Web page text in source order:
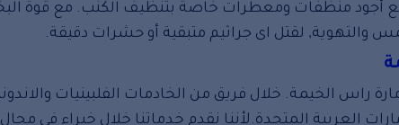
أجود منظفات ومعطرات خاصة بتنظيف الكنب. مع قوة
والتهوية, لقتل اى جراثيم متبقية أو حشرات دقيقة.
راس الخيمة. خلال فريق من الخادمات الفلبينيات
العربية المتحدة.لأننا نقدم خدماتنا خلال خبراء فى مجال